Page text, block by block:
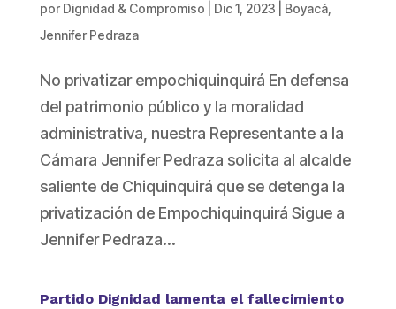
por Dignidad & Compromiso Dic 1, 2023 Boyacá,
Jennifer Pedraza
No privatizar empochiquinquirá En defensa
del patrimonio público y la moralidad
administrativa, nuestra Representante a la
Cámara Jennifer Pedraza solicita al alcalde
saliente de Chiquinquirá que se detenga la
privatización de Empochiquinquirá Sigue a
Jennifer Pedraza...
Partido Dignidad lamenta el fallecimiento